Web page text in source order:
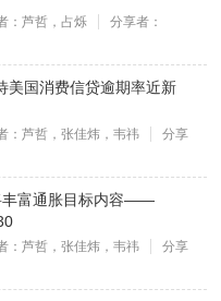
：芦哲，占烁
分享者：
美国消费信贷逾期率近新
：芦哲，张佳炜，韦祎
分享
丰富通胀目标内容——
：芦哲，张佳炜，韦祎
分享